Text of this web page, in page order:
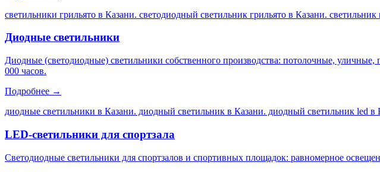
светильники грильято в Казани. светодиодный светильник грильято в Казани.
Диодные светильники
Диодные (светодиодные) светильники собственного производства: потолочные,
000 часов.
Подробнее →
диодные светильники в Казани. диодный светильник в Казани. диодный светильник led в
LED-светильники для спортзала
Светодиодные светильники для спортзалов и спортивных площадок: равномерное